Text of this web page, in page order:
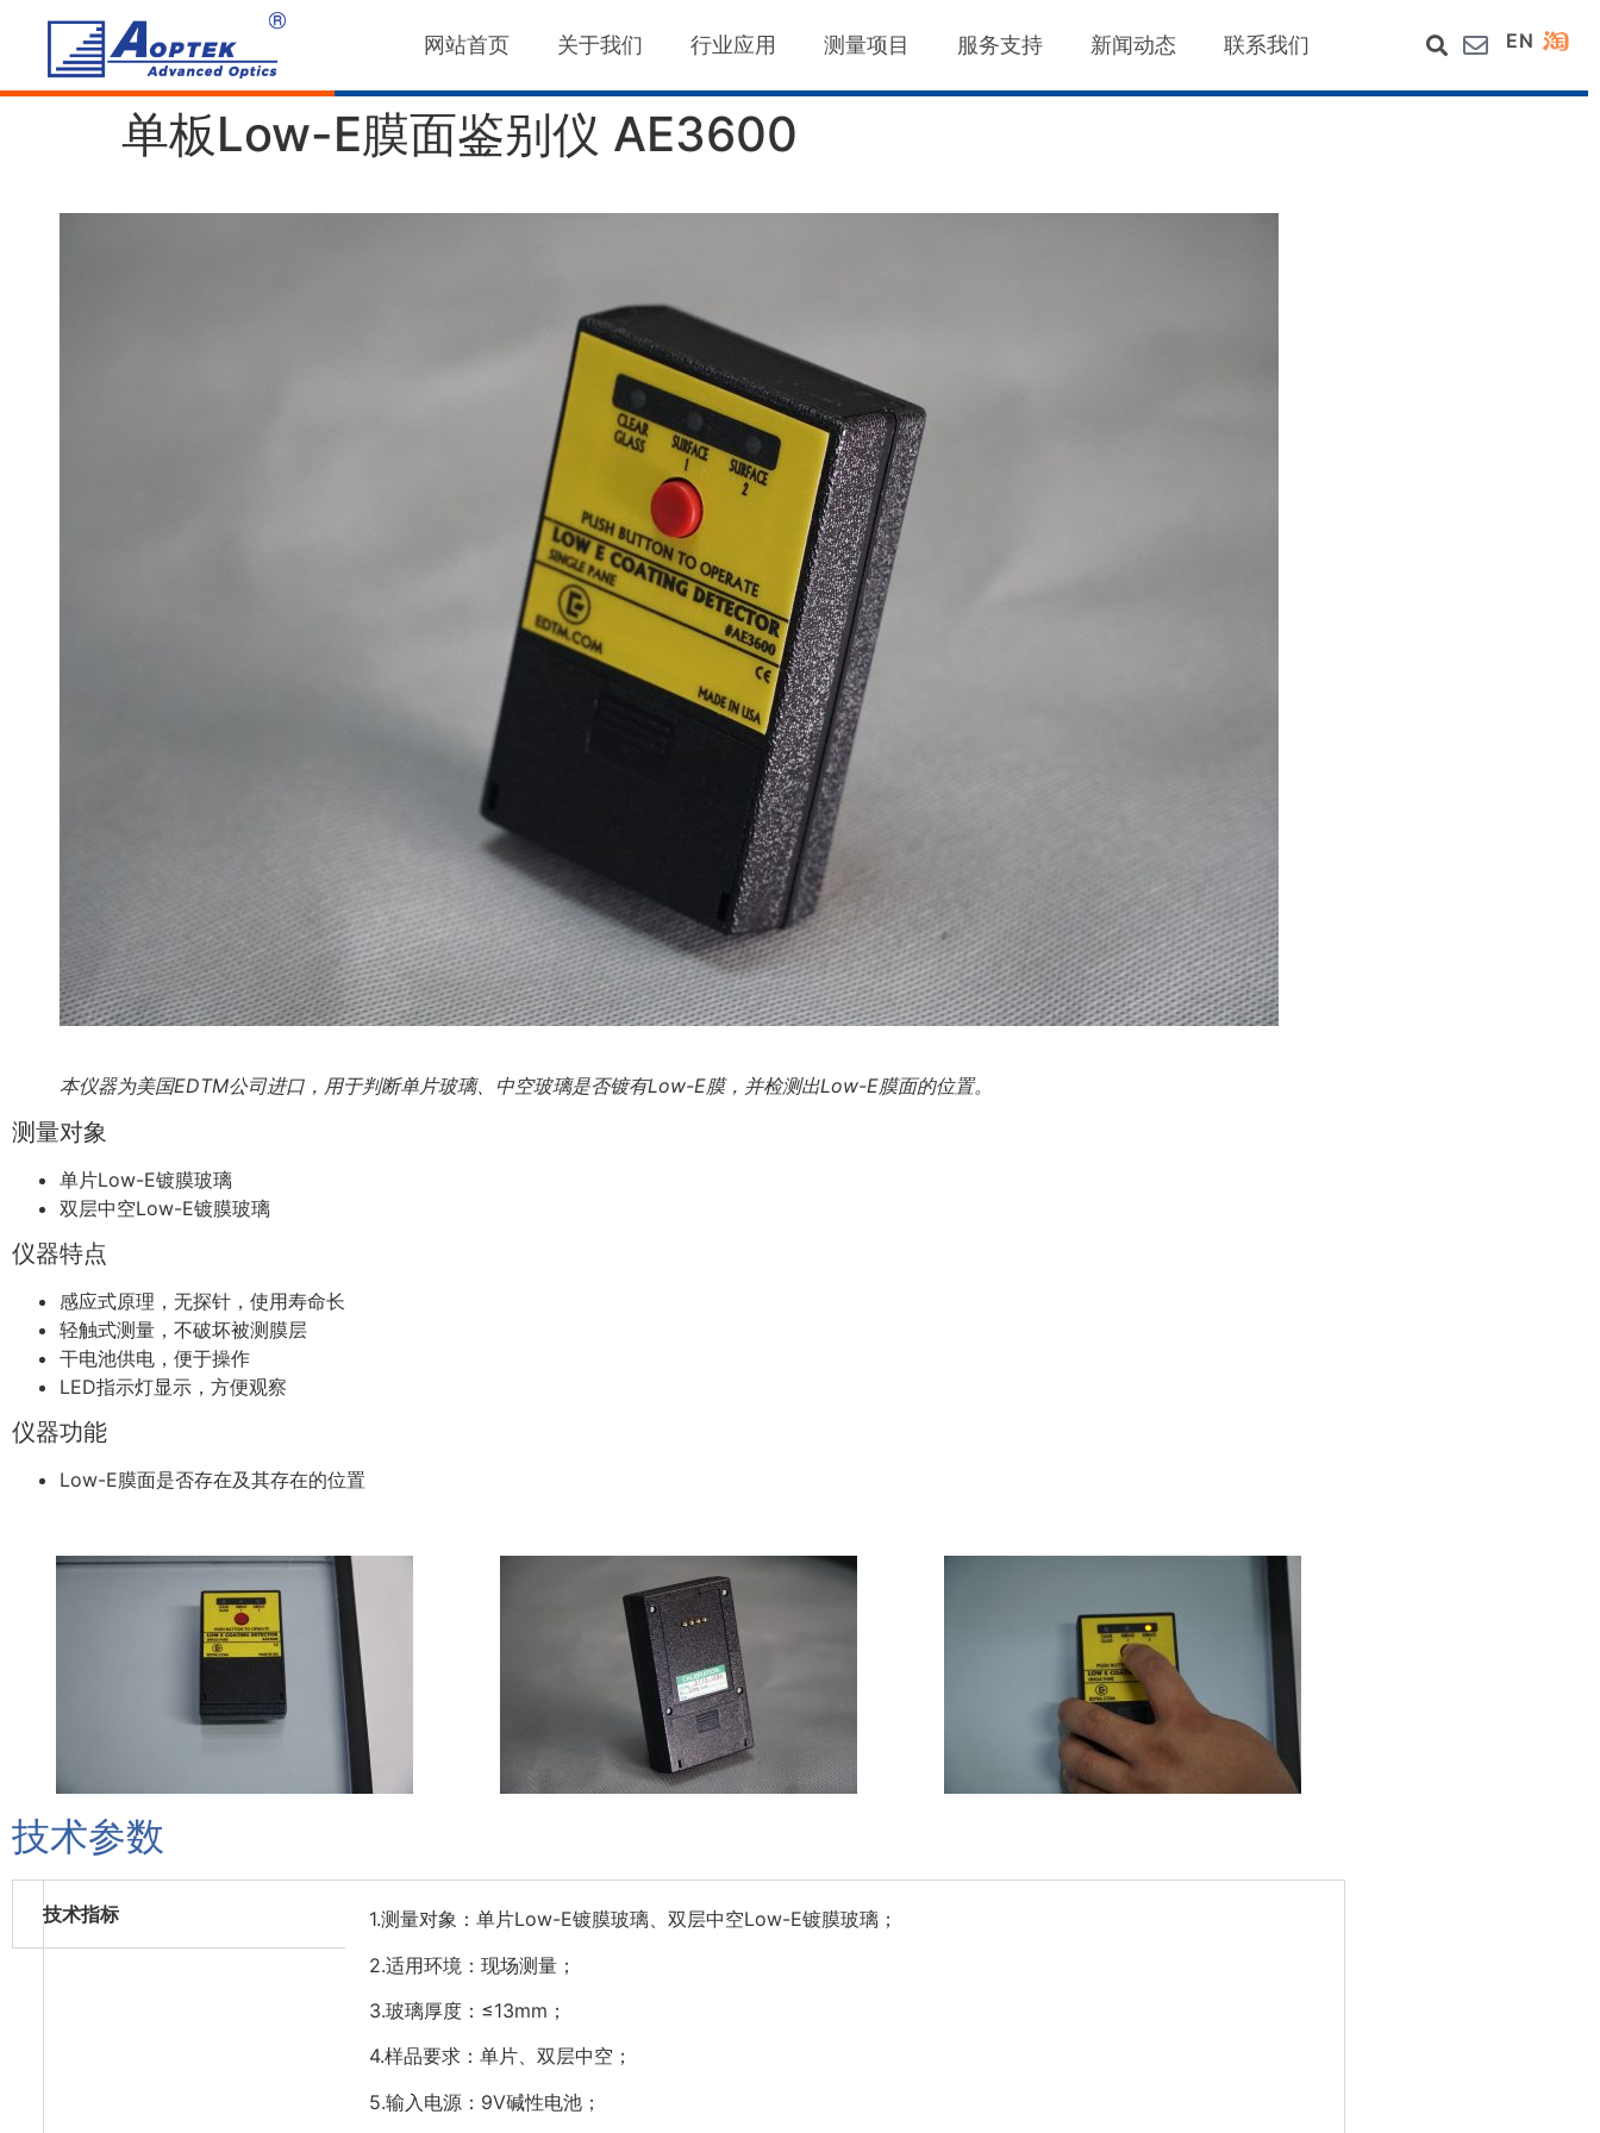
网站首页 关于我们 行业应用 测量项目 服务支持 新闻动态 联系我们 EN
单板Low-E膜面鉴别仪 AE3600
本仪器为美国EDTM公司进口，用于判断单片玻璃、中空玻璃是否镀有Low-E膜，并检测出Low-E膜面的位置。
测量对象
单片Low-E镀膜玻璃
双层中空Low-E镀膜玻璃
仪器特点
感应式原理，无探针，使用寿命长
轻触式测量，不破坏被测膜层
干电池供电，便于操作
LED指示灯显示，方便观察
仪器功能
Low-E膜面是否存在及其存在的位置
技术参数
技术指标
1.测量对象：单片Low-E镀膜玻璃、双层中空Low-E镀膜玻璃；
2.适用环境：现场测量；
3.玻璃厚度：≤13mm；
4.样品要求：单片、双层中空；
5.输入电源：9V碱性电池；